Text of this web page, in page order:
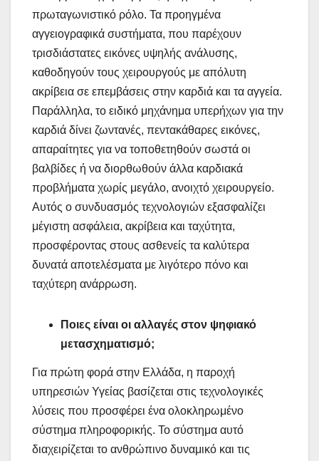
πρωταγωνιστικό ρόλο. Τα προηγμένα
αγγειογραφικά συστήματα, που παρέχουν
τρισδιάστατες εικόνες υψηλής ανάλυσης,
καθοδηγούν τους χειρουργούς με απόλυτη
ακρίβεια σε επεμβάσεις στην καρδιά και τα αγγεία.
Παράλληλα, το ειδικό μηχάνημα υπερήχων για την
καρδιά δίνει ζωντανές, πεντακάθαρες εικόνες,
απαραίτητες για να τοποθετηθούν σωστά οι
βαλβίδες ή να διορθωθούν άλλα καρδιακά
προβλήματα χωρίς μεγάλο, ανοιχτό χειρουργείο.
Αυτός ο συνδυασμός τεχνολογιών εξασφαλίζει
μέγιστη ασφάλεια, ακρίβεια και ταχύτητα,
προσφέροντας στους ασθενείς τα καλύτερα
δυνατά αποτελέσματα με λιγότερο πόνο και
ταχύτερη ανάρρωση.
Ποιες είναι οι αλλαγές στον ψηφιακό
μετασχηματισμό;
Για πρώτη φορά στην Ελλάδα, η παροχή
υπηρεσιών Υγείας βασίζεται στις τεχνολογικές
λύσεις που προσφέρει ένα ολοκληρωμένο
σύστημα πληροφορικής. Το σύστημα αυτό
διαχειρίζεται το ανθρώπινο δυναμικό και τις